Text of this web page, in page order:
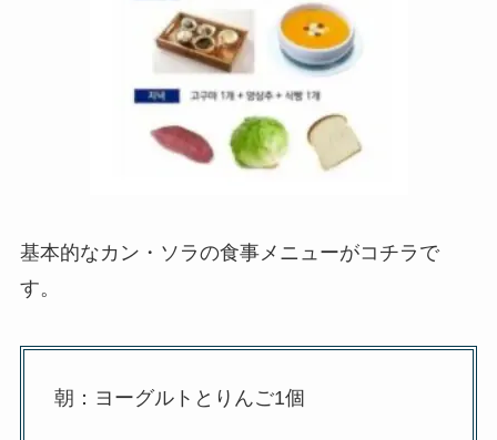
基本的なカン・ソラの食事メニューがコチラで
す。
朝：ヨーグルトとりんご1個